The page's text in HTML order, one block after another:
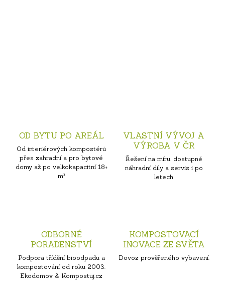
OD BYTU PO AREÁL
Od interiérových kompostérů
přes zahradní a pro bytové
domy až po velkokapacitní 18+
m³
VLASTNÍ VÝVOJ A
VÝROBA V ČR
Řešení na míru, dostupné
náhradní díly a servis i po
letech
ODBORNÉ
PORADENSTVÍ
Podpora třídění bioodpadu a
kompostování od roku 2003.
Ekodomov & Kompostuj.cz
KOMPOSTOVACÍ
INOVACE ZE SVĚTA
Dovoz prověřeného vybavení.